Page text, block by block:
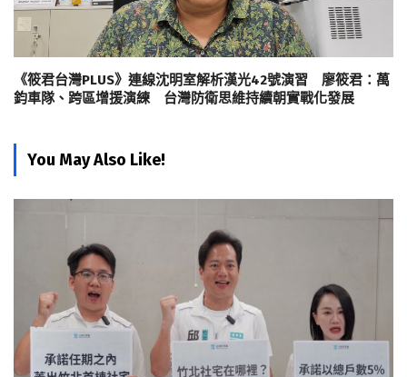
《筱君台灣PLUS》連線沈明室解析漢光42號演習 廖筱君：萬
鈞車隊、跨區增援演練 台灣防衛思維持續朝實戰化發展
You May Also Like!